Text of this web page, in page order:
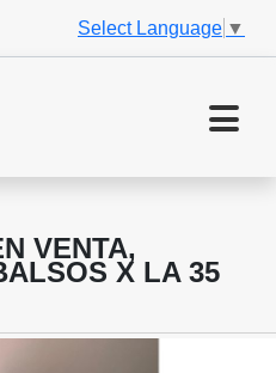
Select Language ▼
VENTA,
X LA 35